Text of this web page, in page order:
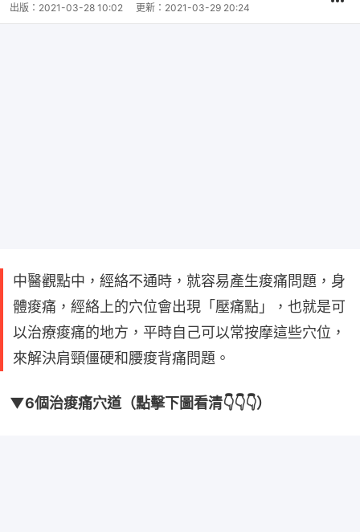
出版： 2021-03-28 10:02 更新： 2021-03-29 20:24
中醫觀點中，經絡不通時，就容易產生痠痛問題，身
體痠痛，經絡上的穴位會出現「壓痛點」，也就是可
以治療痠痛的地方，平時自己可以常按摩這些穴位，
來解決肩頸僵硬和腰痠背痛問題。
▼6個治痠痛穴道（點擊下圖看清👇👇👇）